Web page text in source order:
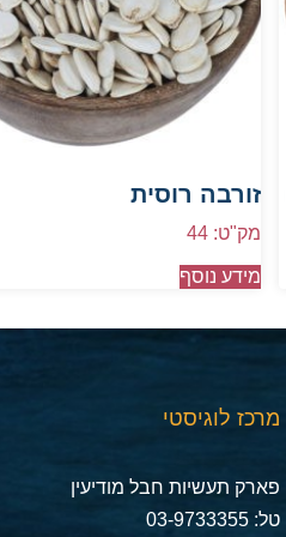
זורבה רוסית
מק"ט: 44
מידע נוסף
מרכז לוגיסטי
פארק תעשיות חבל מודיעין
טל: 03-9733355